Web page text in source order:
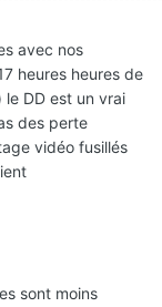
avec nos
heures heures de
DD est un vrai
des perte
vidéo fusillés
sont moins